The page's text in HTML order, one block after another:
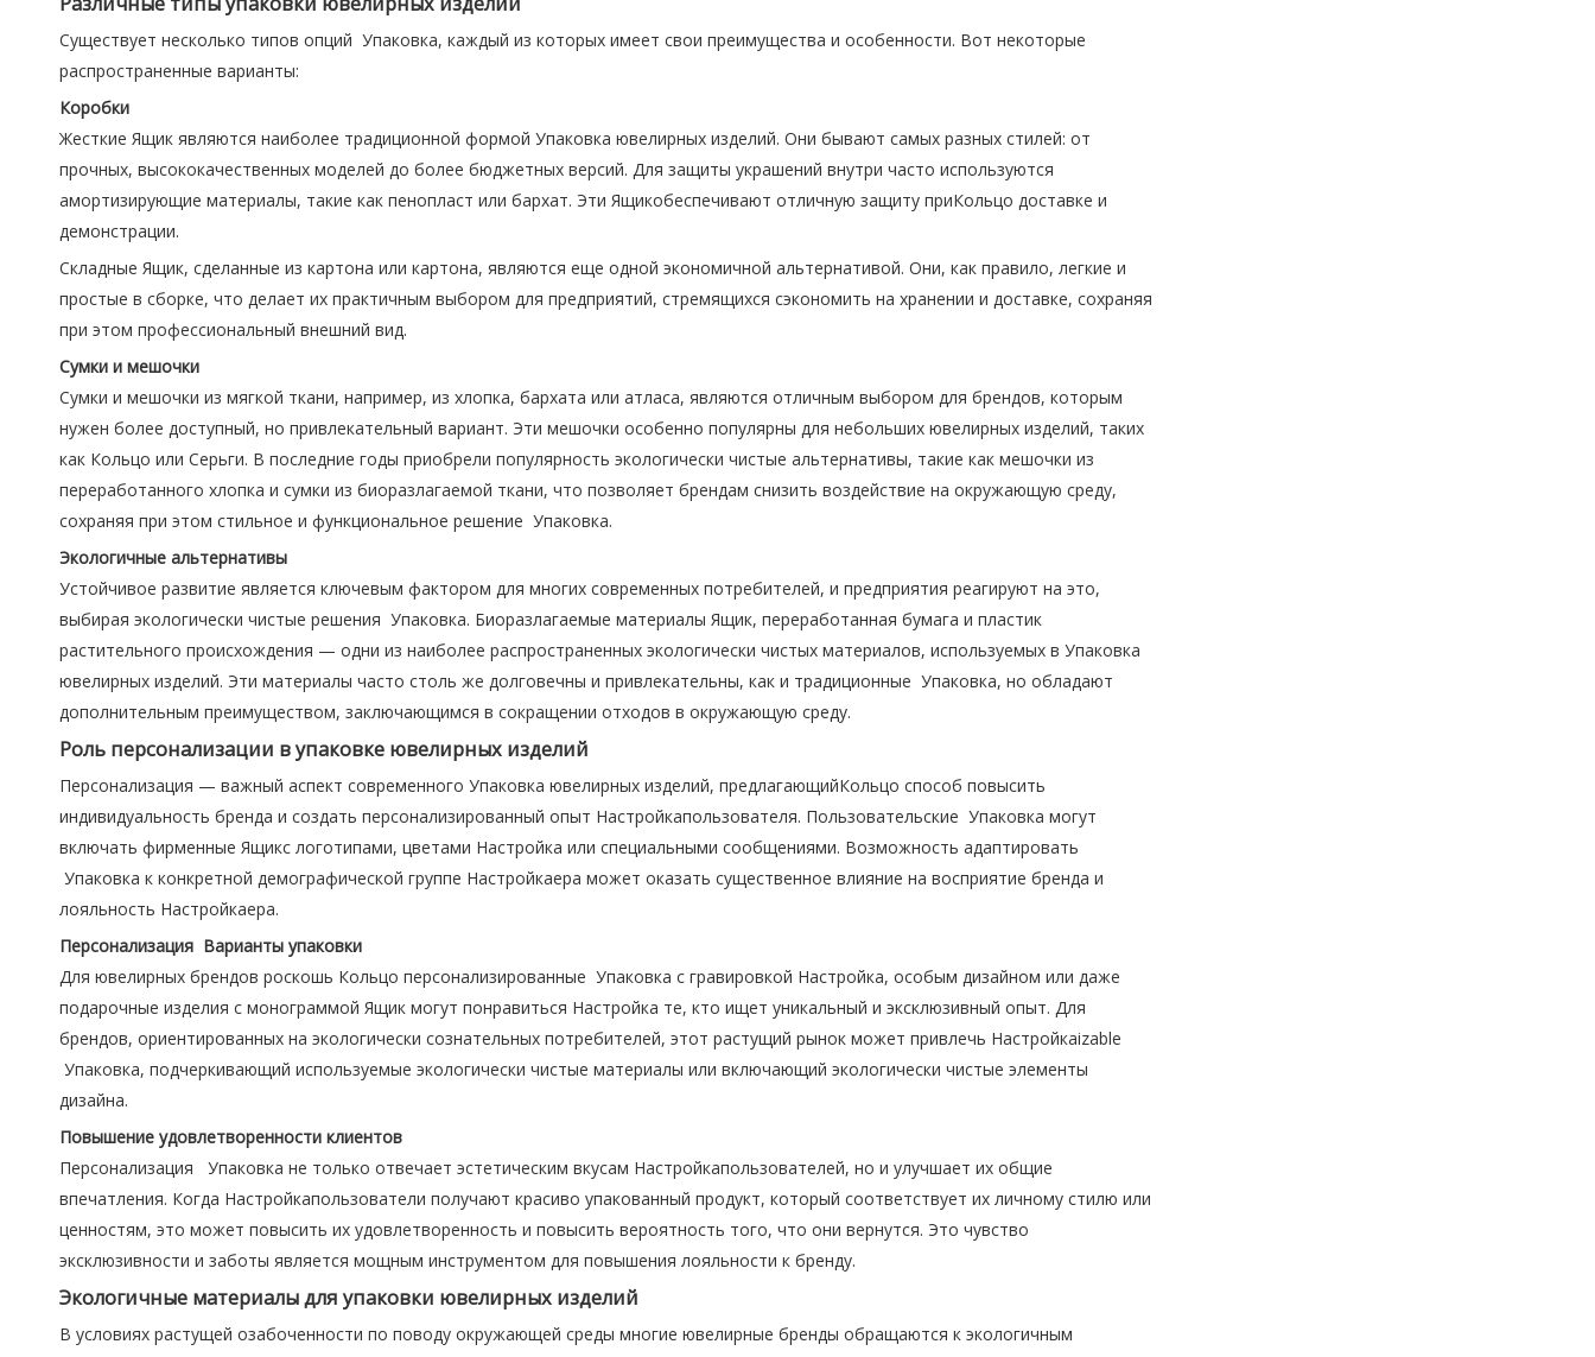
Существует несколько типов опций Упаковка, каждый из которых имеет свои преимущества и особенности. Вот некоторые
распространенные варианты:
Коробки
Жесткие Ящик являются наиболее традиционной формой Упаковка ювелирных изделий. Они бывают самых разных стилей: от
прочных, высококачественных моделей до более бюджетных версий. Для защиты украшений внутри часто используются
амортизирующие материалы, такие как пенопласт или бархат. Эти Ящикобеспечивают отличную защиту приКольцо доставке и
демонстрации.
Складные Ящик, сделанные из картона или картона, являются еще одной экономичной альтернативой. Они, как правило, легкие и
простые в сборке, что делает их практичным выбором для предприятий, стремящихся сэкономить на хранении и доставке, сохраняя
при этом профессиональный внешний вид.
Сумки и мешочки
Сумки и мешочки из мягкой ткани, например, из хлопка, бархата или атласа, являются отличным выбором для брендов, которым
нужен более доступный, но привлекательный вариант. Эти мешочки особенно популярны для небольших ювелирных изделий, таких
как Кольцо или Серьги. В последние годы приобрели популярность экологически чистые альтернативы, такие как мешочки из
переработанного хлопка и сумки из биоразлагаемой ткани, что позволяет брендам снизить воздействие на окружающую среду,
сохраняя при этом стильное и функциональное решение Упаковка.
Экологичные альтернативы
Устойчивое развитие является ключевым фактором для многих современных потребителей, и предприятия реагируют на это,
выбирая экологически чистые решения Упаковка. Биоразлагаемые материалы Ящик, переработанная бумага и пластик
растительного происхождения — одни из наиболее распространенных экологически чистых материалов, используемых в Упаковка
ювелирных изделий. Эти материалы часто столь же долговечны и привлекательны, как и традиционные Упаковка, но обладают
дополнительным преимуществом, заключающимся в сокращении отходов в окружающую среду.
Роль персонализации в упаковке ювелирных изделий
Персонализация — важный аспект современного Упаковка ювелирных изделий, предлагающийКольцо способ повысить
индивидуальность бренда и создать персонализированный опыт Настройкапользователя. Пользовательские Упаковка могут
включать фирменные Ящикс логотипами, цветами Настройка или специальными сообщениями. Возможность адаптировать
Упаковка к конкретной демографической группе Настройкаера может оказать существенное влияние на восприятие бренда и
лояльность Настройкаера.
Персонализация Варианты упаковки
Для ювелирных брендов роскошь Кольцо персонализированные Упаковка с гравировкой Настройка, особым дизайном или даже
подарочные изделия с монограммой Ящик могут понравиться Настройка те, кто ищет уникальный и эксклюзивный опыт. Для
брендов, ориентированных на экологически сознательных потребителей, этот растущий рынок может привлечь Настройкаizable
Упаковка, подчеркивающий используемые экологически чистые материалы или включающий экологически чистые элементы
дизайна.
Повышение удовлетворенности клиентов
Персонализация Упаковка не только отвечает эстетическим вкусам Настройкапользователей, но и улучшает их общие
впечатления. Когда Настройкапользователи получают красиво упакованный продукт, который соответствует их личному стилю или
ценностям, это может повысить их удовлетворенность и повысить вероятность того, что они вернутся. Это чувство
эксклюзивности и заботы является мощным инструментом для повышения лояльности к бренду.
Экологичные материалы для упаковки ювелирных изделий
В условиях растущей озабоченности по поводу окружающей среды многие ювелирные бренды обращаются к экологичным